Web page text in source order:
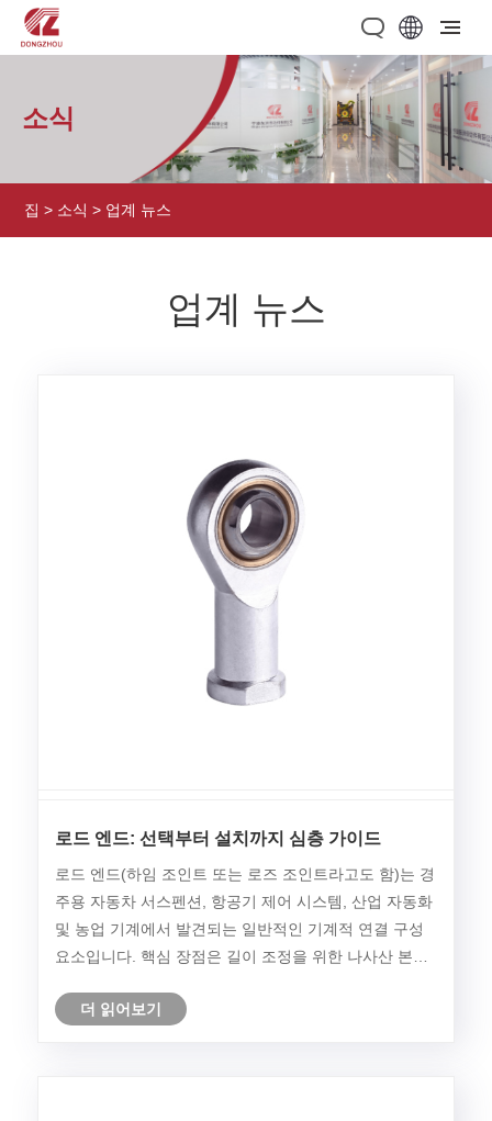
소식
집 > 소식 > 업계 뉴스
업계 뉴스
로드 엔드: 선택부터 설치까지 심층 가이드
로드 엔드(하임 조인트 또는 로즈 조인트라고도 함)는 경
주용 자동차 서스펜션, 항공기 제어 시스템, 산업 자동화
및 농업 기계에서 발견되는 일반적인 기계적 연결 구성
요소입니다. 핵심 장점은 길이 조정을 위한 나사산 본체
용하는 구형 일반 베어링 설계에 있습니다.
더 읽어보기